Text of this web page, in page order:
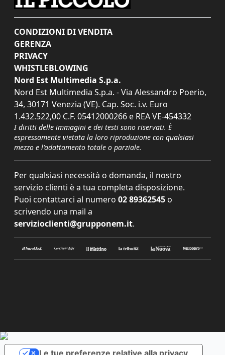
CONDIZIONI DI VENDITA
GERENZA
PRIVACY
WHISTLEBLOWING
Nord Est Multimedia S.p.a.
Nord Est Multimedia S.p.a. - Via Alessandro Poerio,
34, 30171 Venezia (VE). Cap. Soc. i.v. Euro
1.432.522,00 C.F. 05412000266 e REA VE-454332
I diritti delle immagini e dei testi sono riservati. È
espressamente vietata la loro riproduzione con qualsiasi
mezzo e l'adattamento totale o parziale.
Per qualsiasi necessità o domanda, il nostro
servizio clienti è a tua completa disposizione.
Puoi contattarci al numero 02 89362545 o
scrivendo una mail a
servizioclienti@grupponem.it.